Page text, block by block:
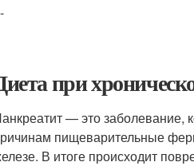
-
при
— это заболевание,
пищеварительные
В итоге происходит